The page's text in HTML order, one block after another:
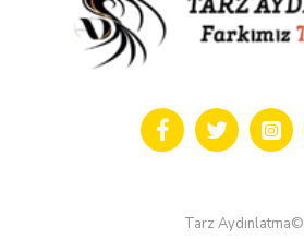
Tarz Aydınlatma©